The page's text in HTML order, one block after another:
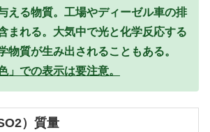
える物質。工場やディーゼル車の排
まれる。大気中で光と化学反応する
物質が生み出されることもある。
」での表示は要注意。
）質量